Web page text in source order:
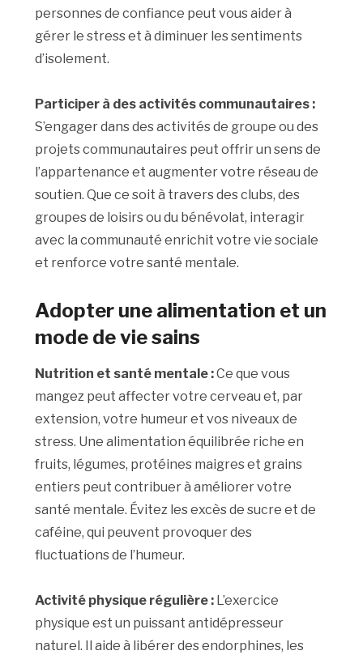
personnes de confiance peut vous aider à
gérer le stress et à diminuer les sentiments
d’isolement.
Participer à des activités communautaires :
S’engager dans des activités de groupe ou des
projets communautaires peut offrir un sens de
l’appartenance et augmenter votre réseau de
soutien. Que ce soit à travers des clubs, des
groupes de loisirs ou du bénévolat, interagir
avec la communauté enrichit votre vie sociale
et renforce votre santé mentale.
Adopter une alimentation et un
mode de vie sains
Nutrition et santé mentale :Ce que vous
mangez peut affecter votre cerveau et, par
extension, votre humeur et vos niveaux de
stress. Une alimentation équilibrée riche en
fruits, légumes, protéines maigres et grains
entiers peut contribuer à améliorer votre
santé mentale. Évitez les excès de sucre et de
caféine, qui peuvent provoquer des
fluctuations de l’humeur.
Activité physique régulière : L’exercice
physique est un puissant antidépresseur
naturel. Il aide à libérer des endorphines, les